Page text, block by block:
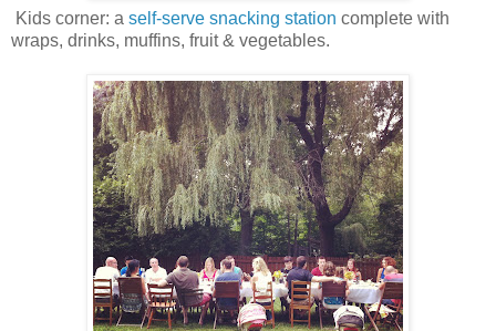
Kids corner: a self-serve snacking station complete with
wraps, drinks, muffins, fruit & vegetables.